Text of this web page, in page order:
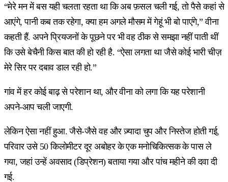
“मेरे मन में बस यही चलता रहता था कि अब फ़सल चली गई, तो पैसे कहां से
आएंगे, पानी कब तक रहेगा, क्या हम अगले मौसम में गेहूं भी बो पाएंगे,” वीना
कहती हैं. अपने प्रियजनों के पूछने पर भी वह ठीक से समझा नहीं पाती थीं
कि उसे बेचैनी किस बात की हो रही है. “ऐसा लगता था जैसे कोई भारी चीज़
मेरे सिर पर दबाव डाल रही हो.”
गांव में हर कोई बाढ़ से परेशान था, और वीना को लगा कि यह परेशानी
अपने-आप चली जाएगी.
लेकिन ऐसा नहीं हुआ. जैसे-जैसे वह और ज़्यादा चुप और निस्तेज होती गई,
परिवार उसे 50 किलोमीटर दूर अबोहर के एक मनोचिकित्सक के पास ले
गया, जहां उन्हें अवसाद (डिप्रेशन) बताया गया और पांच महीने की दवा दी
गई.